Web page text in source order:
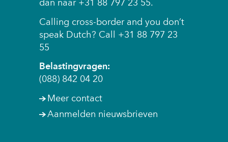
dan naar +31 88 797 23 55.
Calling cross-border and you don’t
speak Dutch? Call +31 88 797 23
55
Belastingvragen:
(088) 842 04 20
Meer contact
Aanmelden nieuwsbrieven